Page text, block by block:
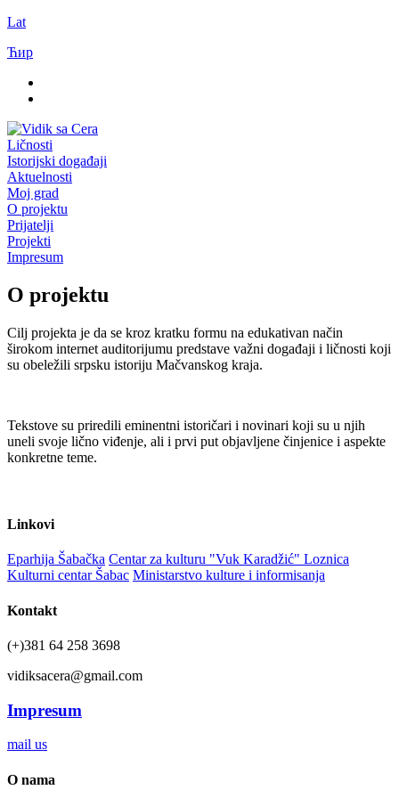
Lat
Ћир
Ličnosti
Istorijski događaji
Aktuelnosti
Moj grad
O projektu
Prijatelji
Projekti
Impresum
O projektu
Cilj projekta je da se kroz kratku formu na edukativan način
širokom internet auditorijumu predstave važni događaji i ličnosti koji
su obeležili srpsku istoriju Mačvanskog kraja.
Tekstove su priredili eminentni istoričari i novinari koji su u njih
uneli svoje lično viđenje, ali i prvi put objavljene činjenice i aspekte
konkretne teme.
Linkovi
Eparhija Šabačka Centar za kulturu "Vuk Karadžić" Loznica
Kulturni centar Šabac Ministarstvo kulture i informisanja
Kontakt
(+)381 64 258 3698
vidiksacera@gmail.com
Impresum
mail us
O nama